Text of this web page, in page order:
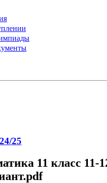
25
11 класс 11-